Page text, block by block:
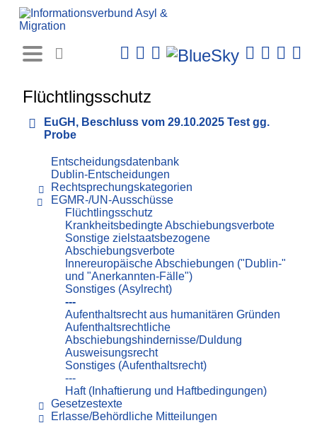
Flüchtlingsschutz
EuGH, Beschluss vom 29.10.2025 Test gg.
Probe
Entscheidungsdatenbank
Dublin-Entscheidungen
Rechtsprechungskategorien
EGMR-/UN-Ausschüsse
Flüchtlingsschutz
Krankheitsbedingte Abschiebungsverbote
Sonstige zielstaatsbezogene
Abschiebungsverbote
Innereuropäische Abschiebungen ("Dublin-"
und "Anerkannten-Fälle")
Sonstiges (Asylrecht)
---
Aufenthaltsrecht aus humanitären Gründen
Aufenthaltsrechtliche
Abschiebungshindernisse/Duldung
Ausweisungsrecht
Sonstiges (Aufenthaltsrecht)
---
Haft (Inhaftierung und Haftbedingungen)
Gesetzestexte
Erlasse/Behördliche Mitteilungen